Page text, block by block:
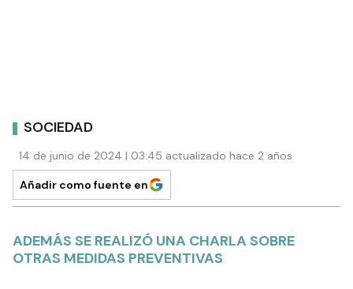
SOCIEDAD
14 de junio de 2024 | 03:45 actualizado hace 2 años
Añadir como fuente en
ADEMÁS SE REALIZÓ UNA CHARLA SOBRE
OTRAS MEDIDAS PREVENTIVAS